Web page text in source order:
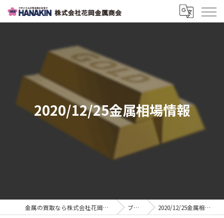
2020/12/25金属相場情報
金属の買取なら株式会社花岡金属商会 ブログ 2020/12/25金属相場情報